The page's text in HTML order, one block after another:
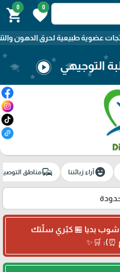
0
favorite
0
shopping_cart
عضوية طبيعية لحرق الدهون
التوجيهي play_circle
emoji_emotionsآراء زبائننا commuteمناطق
شوب بديا 🏪 كبّري سلّتك
🛒✨